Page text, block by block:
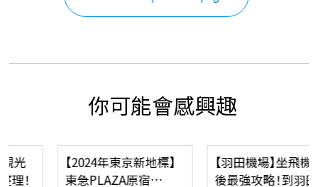
你可能會感興趣
【2024年東京新地標】
東急PLAZA原宿
【羽田機場】坐飛機前
後最強攻略！到羽田機